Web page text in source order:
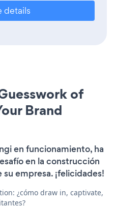
details
of
Brand
en funcionamiento, ha
en la construcción
empresa. ¡felicidades!
¿cómo draw in, captivate,